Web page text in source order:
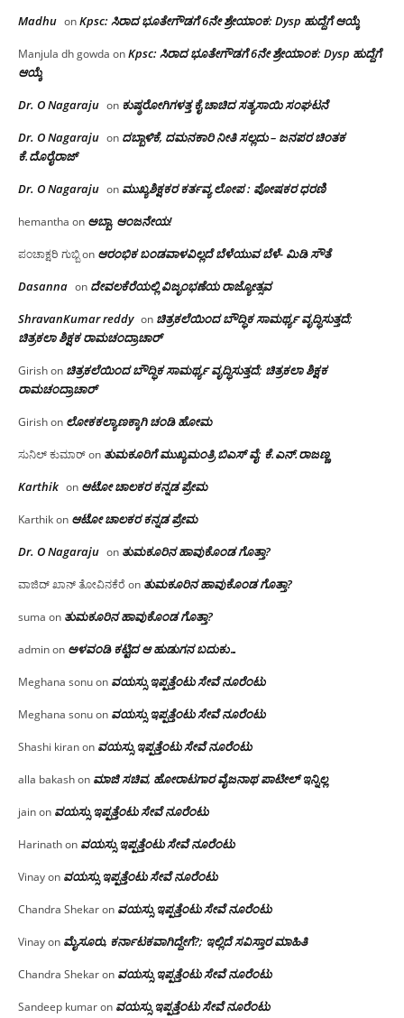
Madhu onKpsc: ಸಿರಾದ ಭೂತೇಗೌಡಗೆ 6ನೇ ಶ್ರೇಯಾಂಕ: Dysp ಹುದ್ದೆಗೆ ಆಯ್ಕೆ
Manjula dh gowda onKpsc: ಸಿರಾದ ಭೂತೇಗೌಡಗೆ 6ನೇ ಶ್ರೇಯಾಂಕ: Dysp ಹುದ್ದೆಗೆ
ಆಯ್ಕೆ
Dr. O Nagaraju on ಕುಷ್ಠರೋಗಿಗಳತ್ತ ಕೈ ಚಾಚಿದ ಸತ್ಯಸಾಯಿ ಸಂಘಟನೆ
Dr. O Nagaraju on ದಬ್ಬಾಳಿಕೆ, ದಮನಕಾರಿ ನೀತಿ ಸಲ್ಲದು – ಜನಪರ ಚಿಂತಕ
ಕೆ.ದೊರೈರಾಜ್
Dr. O Nagaraju on ಮುಖ್ಯಶಿಕ್ಷಕರ ಕರ್ತವ್ಯ ಲೋಪ : ಪೋಷಕರ ಧರಣಿ
hemantha on ಅಬ್ಬಾ, ಆಂಜನೇಯ!
ಪಂಚಾಕ್ಷರಿ ಗುಬ್ಬಿon ಆರಂಭಿಕ ಬಂಡವಾಳವಿಲ್ಲದೆ ಬೆಳೆಯುವ ಬೆಳೆ- ಮಿಡಿ ಸೌತೆ
Dasanna on ದೇವಲಕೆರೆಯಲ್ಲಿ ವಿಜೃಂಭಣೆಯ ರಾಜ್ಯೋತ್ಸವ
ShravanKumar reddy on ಚಿತ್ರಕಲೆಯಿಂದ ಬೌದ್ಧಿಕ ಸಾಮರ್ಥ್ಯ ವೃದ್ಧಿಸುತ್ತದೆ;
ಚಿತ್ರಕಲಾ ಶಿಕ್ಷಕ ರಾಮಚಂದ್ರಾಚಾರ್
Girishon ಚಿತ್ರಕಲೆಯಿಂದ ಬೌದ್ಧಿಕ ಸಾಮರ್ಥ್ಯ ವೃದ್ಧಿಸುತ್ತದೆ; ಚಿತ್ರಕಲಾ ಶಿಕ್ಷಕ
ರಾಮಚಂದ್ರಾಚಾರ್
Girishon ಲೋಕಕಲ್ಯಾಣಕ್ಕಾಗಿ ಚಂಡಿ ಹೋಮ
ಸುನಿಲ್ ಕುಮಾರ್on ತುಮಕೂರಿಗೆ ಮುಖ್ಯಮಂತ್ರಿ ಬಿಎಸ್ ವೈ: ಕೆ.ಎನ್.ರಾಜಣ್ಣ
Karthik on ಆಟೋ ಚಾಲಕರ ಕನ್ನಡ ಪ್ರೇಮ
Karthikon ಆಟೋ ಚಾಲಕರ ಕನ್ನಡ ಪ್ರೇಮ
Dr. O Nagaraju on ತುಮಕೂರಿನ ಹಾವುಕೊಂಡ ಗೊತ್ತಾ?
ವಾಜಿದ್ ಖಾನ್ ತೋವಿನಕೆರೆ on ತುಮಕೂರಿನ ಹಾವುಕೊಂಡ ಗೊತ್ತಾ?
suma on ತುಮಕೂರಿನ ಹಾವುಕೊಂಡ ಗೊತ್ತಾ?
adminon ಅಳವಂಡಿ ಕಟ್ಟಿದ ಆ ಹುಡುಗನ ಬದುಕು…
Meghana sonuon ವಯಸ್ಸು ಇಪ್ಪತ್ತೆಂಟು ಸೇವೆ ನೂರೆಂಟು
Meghana sonuon ವಯಸ್ಸು ಇಪ್ಪತ್ತೆಂಟು ಸೇವೆ ನೂರೆಂಟು
Shashi kiranon ವಯಸ್ಸು ಇಪ್ಪತ್ತೆಂಟು ಸೇವೆ ನೂರೆಂಟು
alla bakashon ಮಾಜಿ ಸಚಿವ, ಹೋರಾಟಗಾರ ವೈಜನಾಥ ಪಾಟೀಲ್ ಇನ್ನಿಲ್ಲ
jainon ವಯಸ್ಸು ಇಪ್ಪತ್ತೆಂಟು ಸೇವೆ ನೂರೆಂಟು
Harinathon ವಯಸ್ಸು ಇಪ್ಪತ್ತೆಂಟು ಸೇವೆ ನೂರೆಂಟು
Vinayon ವಯಸ್ಸು ಇಪ್ಪತ್ತೆಂಟು ಸೇವೆ ನೂರೆಂಟು
Chandra Shekaron ವಯಸ್ಸು ಇಪ್ಪತ್ತೆಂಟು ಸೇವೆ ನೂರೆಂಟು
Vinayon ಮೈಸೂರು, ಕರ್ನಾಟಕವಾಗಿದ್ದೇಗೆ?; ಇಲ್ಲಿದೆ ಸವಿಸ್ತಾರ ಮಾಹಿತಿ
Chandra Shekaron ವಯಸ್ಸು ಇಪ್ಪತ್ತೆಂಟು ಸೇವೆ ನೂರೆಂಟು
Sandeep kumaron ವಯಸ್ಸು ಇಪ್ಪತ್ತೆಂಟು ಸೇವೆ ನೂರೆಂಟು